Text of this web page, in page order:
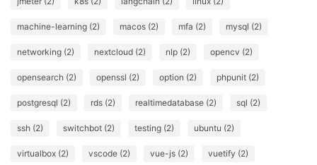
machine-learning (2) macos (2) mfa (2) mysql (2)
networking (2) nextcloud (2) nlp (2) opencv (2)
opensearch (2) openssl (2) option (2) phpunit (2)
postgresql (2) rds (2) realtimedatabase (2) sql (2)
ssh (2) switchbot (2) testing (2) ubuntu (2)
virtualbox (2) vscode (2) vue-js (2) vuetify (2)